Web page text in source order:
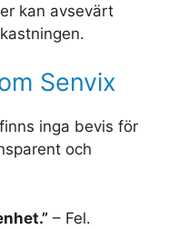
kan avsevärt
Senvix
inga bevis för
och
– Fel.